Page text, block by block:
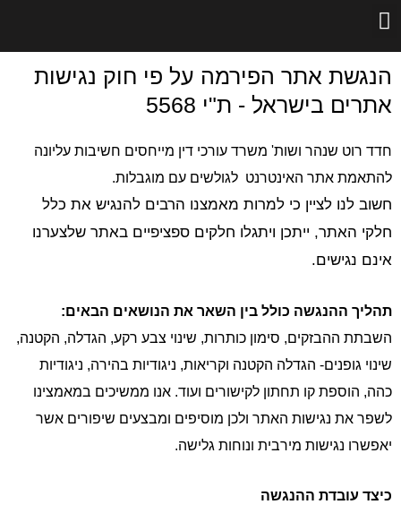
הנגשת אתר הפירמה על פי חוק נגישות
אתרים בישראל - ת"י 5568
חדד רוט שנהר ושות' משרד עורכי דין מייחסים חשיבות עליונה
להתאמת אתר האינטרנט לגולשים עם מוגבלות.
חשוב לנו לציין כי למרות מאמצנו הרבים להנגיש את כלל
חלקי האתר, ייתכן ויתגלו חלקים ספציפיים באתר שלצערנו
אינם נגישים.
תהליך ההנגשה כולל בין השאר את הנושאים הבאים:
השבתת ההבזקים, סימון כותרות, שינוי צבע רקע, הגדלה, הקטנה,
שינוי גופנים- הגדלה הקטנה וקריאות, ניגודיות בהירה, ניגודיות
כהה, הוספת קו תחתון לקישורים ועוד. אנו ממשיכים במאמצינו
לשפר את נגישות האתר ולכן מוסיפים ומבצעים שיפורים אשר
יאפשרו נגישות מירבית ונוחות גלישה.
כיצד עובדת ההנגשה